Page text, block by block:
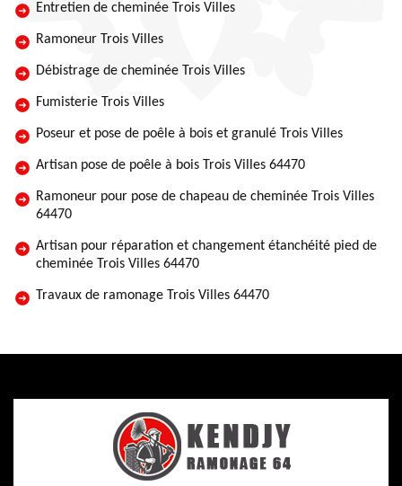
Entretien de cheminée Trois Villes
Ramoneur Trois Villes
Débistrage de cheminée Trois Villes
Fumisterie Trois Villes
Poseur et pose de poêle à bois et granulé Trois Villes
Artisan pose de poêle à bois Trois Villes 64470
Ramoneur pour pose de chapeau de cheminée Trois Villes
64470
Artisan pour réparation et changement étanchéité pied de
cheminée Trois Villes 64470
Travaux de ramonage Trois Villes 64470